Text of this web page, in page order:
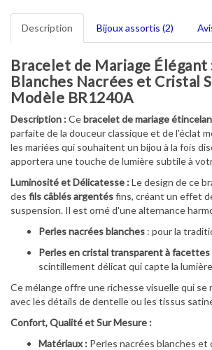
Description Bijoux assortis (2)
Bracelet de Mariage Élégant
Blanches Nacrées et Cristal
Modèle BR1240A
Description :Cebracelet de mariage
parfaite de la douceur classique et de l'éclat
les mariées qui souhaitent un bijou à la fois
apportera une touche de lumière subtile à
Luminosité et Délicatesse :Le design de ce
des fils câblés argentésfins, créant un effet
suspension. Il est orné d'une alternance
Perles nacrées blanches : pour la
Perles en cristal transparent à facettes
scintillement délicat qui capte la
Ce mélange offre une richesse visuelle qui se
avec les détails de dentelle ou les tissus
Confort, Qualité et Sur Mesure :
Matériaux : Perles nacrées blanches